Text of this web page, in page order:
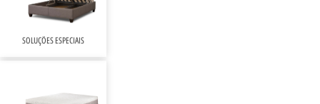
SOLUÇÕES ESPECIAIS